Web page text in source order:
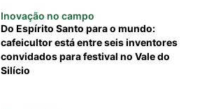
Inovação no campo
Do Espírito Santo para o mundo:
cafeicultor está entre seis inventores
convidados para festival no Vale do
Silício